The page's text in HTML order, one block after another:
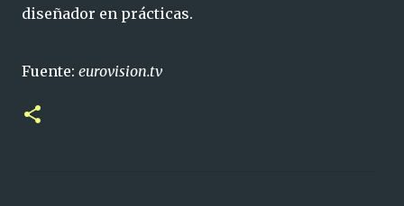
diseñador en prácticas.
Fuente: eurovision.tv